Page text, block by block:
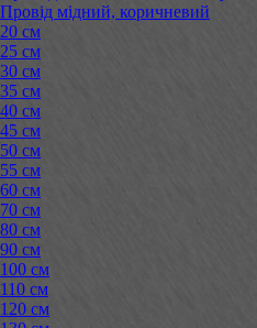
Провід мідний, коричневий
20 см
25 см
30 см
35 см
40 см
45 см
50 см
55 см
60 см
70 см
80 см
90 см
100 см
110 см
120 см